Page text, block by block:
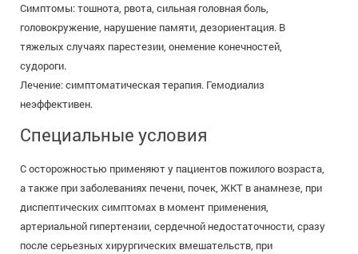
Симптомы: тошнота, рвота, сильная головная боль,
головокружение, нарушение памяти, дезориентация. В
тяжелых случаях парестезии, онемение конечностей,
судороги.
Лечение: симптоматическая терапия. Гемодиализ
неэффективен.
Специальные условия
С осторожностью применяют у пациентов пожилого возраста,
а также при заболеваниях печени, почек, ЖКТ в анамнезе, при
диспептических симптомах в момент применения,
артериальной гипертензии, сердечной недостаточности, сразу
после серьезных хирургических вмешательств, при